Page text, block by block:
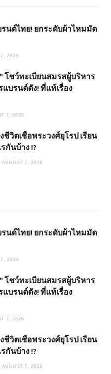
รนด์ไทย! ยกระดับผ้าไหมมัด
2026
โชว์ทะเบียนสมรสผู้บริหาร
บรนด์ดัง! ที่แท้เรื่อง
7, 2026
ชีวิตเชื้อพระวงศ์ยุโรป เรียน
กันบ้าง !?
AUGUST 7, 2026
รนด์ไทย! ยกระดับผ้าไหมมัด
2026
โชว์ทะเบียนสมรสผู้บริหาร
บรนด์ดัง! ที่แท้เรื่อง
7, 2026
ชีวิตเชื้อพระวงศ์ยุโรป เรียน
กันบ้าง !?
AUGUST 7, 2026